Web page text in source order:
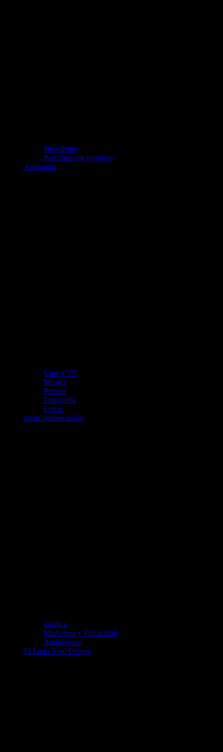
Newsletter
Participa con nosotros
Artelaraña
Cine y TV
Música
Pintura
Fotografía
Letras
arzuComunicación
Gráfica
Marketing y Publicidad
Audiovisual
El Lado Azul Oscuro